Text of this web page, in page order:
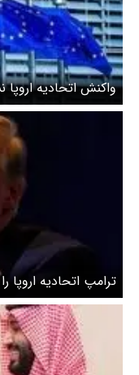
واکنش اتحادیه
ترامپ اتحادیه اروپا